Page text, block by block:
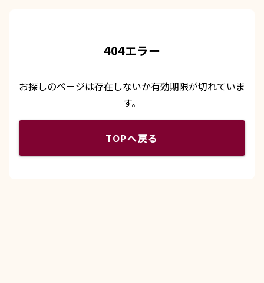
404エラー
お探しのページは存在しないか有効期限が切れていま
す。
TOPへ戻る